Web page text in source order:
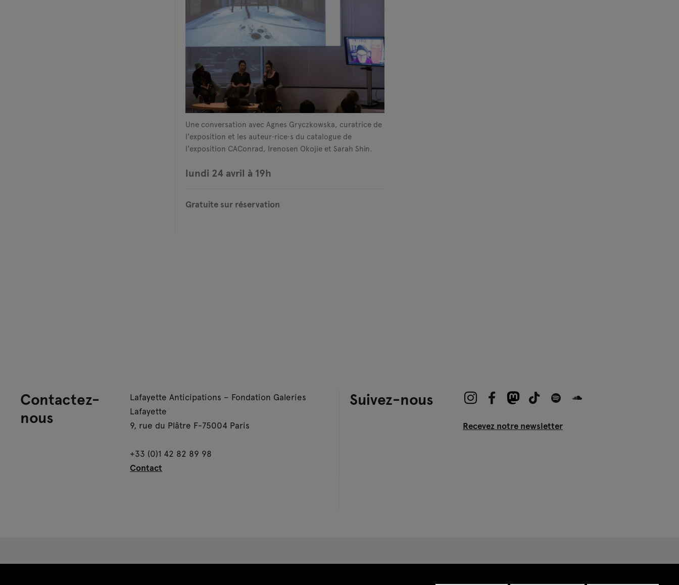
Une conversation avec Agnes Gryczkowska, curatrice de
l'exposition et les auteur·rice·s du catalogue de
l'exposition CAConrad, Irenosen Okojie et Sarah Shin.
lundi 24 avril à 19h
Gratuite sur réservation
Contactez-
nous
Lafayette Anticipations – Fondation Galeries
Lafayette
9, rue du Plâtre F-75004 Paris
+33 (0)1 42 82 89 98
Contact
Suivez-nous
Recevez notre newsletter